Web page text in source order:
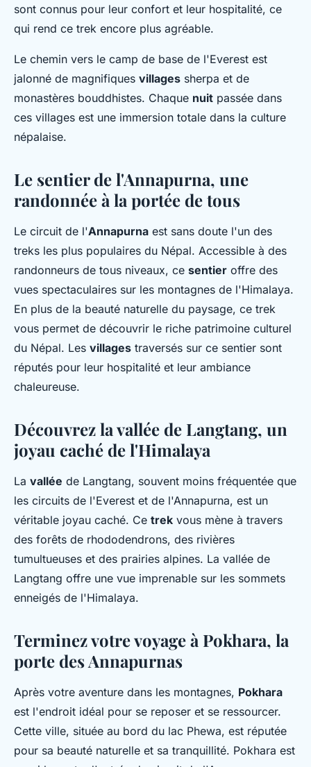
sont connus pour leur confort et leur hospitalité, ce
qui rend ce trek encore plus agréable.
Le chemin vers le camp de base de l'Everest est
jalonné de magnifiques villages sherpa et de
monastères bouddhistes. Chaque nuit passée dans
ces villages est une immersion totale dans la culture
népalaise.
Le sentier de l'Annapurna, une
randonnée à la portée de tous
Le circuit de l'Annapurna est sans doute l'un des
treks les plus populaires du Népal. Accessible à des
randonneurs de tous niveaux, ce sentier offre des
vues spectaculaires sur les montagnes de l'Himalaya.
En plus de la beauté naturelle du paysage, ce trek
vous permet de découvrir le riche patrimoine culturel
du Népal. Les villages traversés sur ce sentier sont
réputés pour leur hospitalité et leur ambiance
chaleureuse.
Découvrez la vallée de Langtang, un
joyau caché de l'Himalaya
La vallée de Langtang, souvent moins fréquentée que
les circuits de l'Everest et de l'Annapurna, est un
véritable joyau caché. Ce trek vous mène à travers
des forêts de rhododendrons, des rivières
tumultueuses et des prairies alpines. La vallée de
Langtang offre une vue imprenable sur les sommets
enneigés de l'Himalaya.
Terminez votre voyage à Pokhara, la
porte des Annapurnas
Après votre aventure dans les montagnes, Pokhara
est l'endroit idéal pour se reposer et se ressourcer.
Cette ville, située au bord du lac Phewa, est réputée
pour sa beauté naturelle et sa tranquillité. Pokhara est